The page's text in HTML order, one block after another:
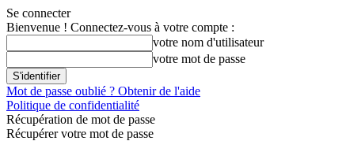
Se connecter
Bienvenue ! Connectez-vous à votre compte :
votre nom d'utilisateur
votre mot de passe
Mot de passe oublié ? Obtenir de l'aide
Politique de confidentialité
Récupération de mot de passe
Récupérer votre mot de passe